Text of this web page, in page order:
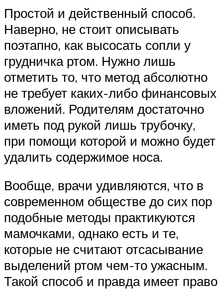
Простой и действенный способ.
Наверно, не стоит описывать
поэтапно, как высосать сопли у
грудничка ртом. Нужно лишь
отметить то, что метод абсолютно
не требует каких-либо финансовых
вложений. Родителям достаточно
иметь под рукой лишь трубочку,
при помощи которой и можно будет
удалить содержимое носа.
Вообще, врачи удивляются, что в
современном обществе до сих пор
подобные методы практикуются
мамочками, однако есть и те,
которые не считают отсасывание
выделений ртом чем-то ужасным.
Такой способ и правда имеет право